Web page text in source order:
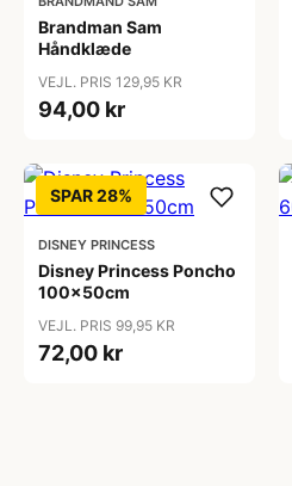
Brandman Sam
Håndklæde
VEJL. PRIS 129,95 KR
94,00 kr
SPAR 28%
DISNEY PRINCESS
Disney Princess Poncho
100x50cm
VEJL. PRIS 99,95 KR
72,00 kr